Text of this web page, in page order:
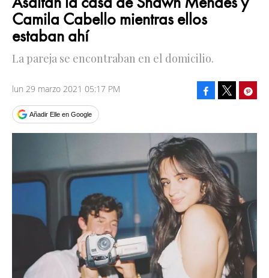
Camila Cabello mientras ellos
estaban ahí
La pareja se encontraban en el domicilio.
lun 29 marzo 2021 05:17 PM
Añadir Elle en Google
Facebook